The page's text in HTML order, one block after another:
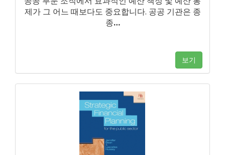
제가 그 어느 때보다도 중요합니다. 공공 기관은 종
종…
보기